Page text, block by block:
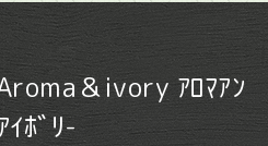
＆ivory ｱﾛﾏｱﾝ
ｲﾎﾞﾘ-